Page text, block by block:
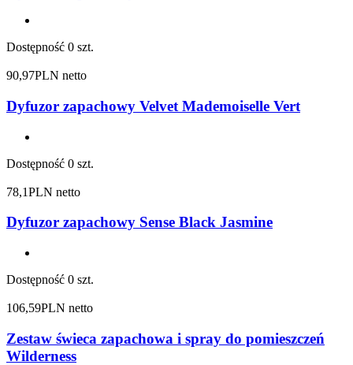
Dostępność 0 szt.
90,97PLN netto
Dyfuzor zapachowy Velvet Mademoiselle Vert
Dostępność 0 szt.
78,1PLN netto
Dyfuzor zapachowy Sense Black Jasmine
Dostępność 0 szt.
106,59PLN netto
Zestaw świeca zapachowa i spray do pomieszczeń
Wilderness